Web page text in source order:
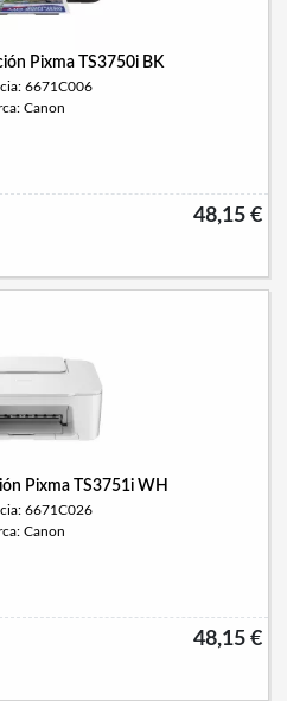
Pixma TS3750i BK
6671C006
Canon
48,15 €
Pixma TS3751i WH
6671C026
Canon
48,15 €